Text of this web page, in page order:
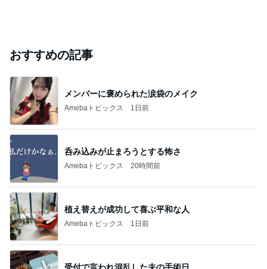
おすすめの記事
メンバーに褒められた涙袋のメイク
Amebaトピックス 1日前
呑み込みが止まろうとする怖さ
Amebaトピックス 20時間前
植え替えが成功して喜ぶ平和な人
Amebaトピックス 1日前
受付で言われ混乱した夫の手術日